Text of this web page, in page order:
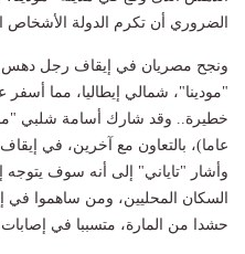
الضروري أن تكرم الدولة الأشخاص
ونجح مصريان في إيقاف رجل دهس
"مودينا"، شمالي إيطاليا، مما
عاما)، بالتعاون مع آخرين، في
وأشار "تاياني" إلى أنه سوف يتوجه
السكان المحليين، ومن ساهموا
حشدا من المارة، متسببا في